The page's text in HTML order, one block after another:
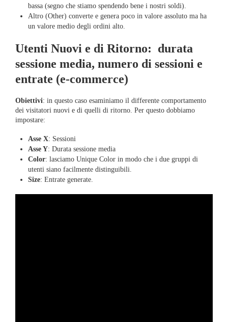
bassa (segno che stiamo spendendo bene i nostri soldi).
Altro (Other) converte e genera poco in valore assoluto ma ha
un valore medio degli ordini alto.
Utenti Nuovi e di Ritorno: durata
sessione media, numero di sessioni e
entrate (e-commerce)
Obiettivi: in questo caso esaminiamo il differente comportamento
dei visitatori nuovi e di quelli di ritorno. Per questo dobbiamo
impostare:
Asse X: Sessioni
Asse Y: Durata sessione media
Color: lasciamo Unique Color in modo che i due gruppi di
utenti siano facilmente distinguibili.
Size: Entrate generate.